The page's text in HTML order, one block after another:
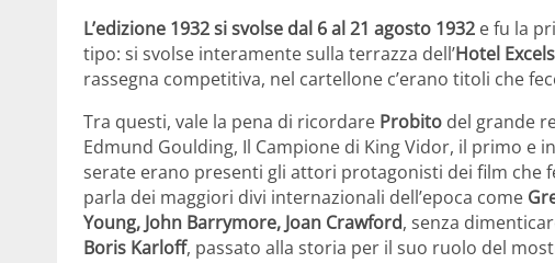
L’edizione 1932 si svolse dal 6 al 21 agosto 1932 e fu la
tipo: si svolse interamente sulla terrazza dell’Hotel
rassegna competitiva, nel cartellone c’erano titoli che
Tra questi, vale la pena di ricordare Probito del grande
Edmund Goulding, Il Campione di King Vidor, il primo e
serate erano presenti gli attori protagonisti dei film che
parla dei maggiori divi internazionali dell’epoca come
Young, John Barrymore, Joan Crawford, senza
Boris Karloff, passato alla storia per il suo ruolo del